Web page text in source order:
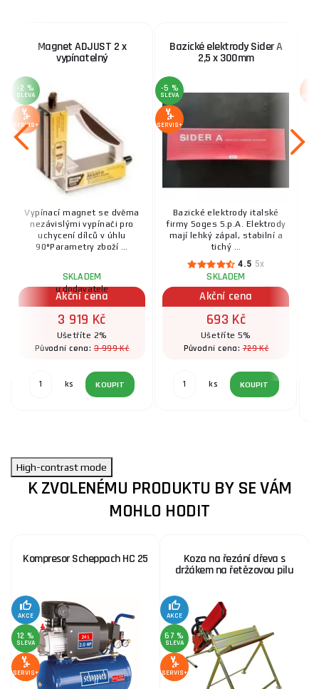
Magnet ADJUST 2 x
vypínatelný
-2 %
SLEVA
SERVIS+
Vypínací magnet se dvěma
nezávislými vypínači pro
uchycení dílců v úhlu
90°Parametry zboží ...
SKLADEM
u dodavatele
Akční cena
3 919 Kč
Ušetříte 2%
Původní cena:3 999 Kč
ks KOUPIT
Bazické elektrody Sider A
2,5 x 300mm
-5 %
SLEVA
SERVIS+
Bazické elektrody italské
firmy Soges S.p.A. Elektrody
mají lehký zápal, stabilní a
tichý ...
4.5 5x
SKLADEM
Akční cena
693 Kč
Ušetříte 5%
Původní cena:729 Kč
ks KOUPIT
High-contrast mode
K ZVOLENÉMU PRODUKTU BY SE VÁM
MOHLO HODIT
Kompresor Scheppach HC 25
AKCE
12 %
SLEVA
SERVIS+
Koza na řezání dřeva s
držákem na řetězovou pilu
AKCE
67 %
SLEVA
SERVIS+